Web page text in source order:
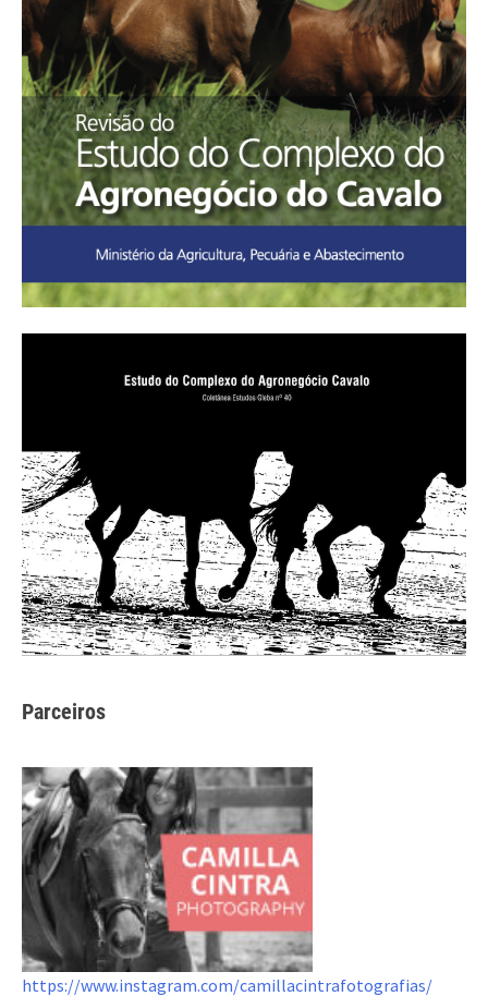
Parceiros
https://www.instagram.com/camillacintrafotografias/